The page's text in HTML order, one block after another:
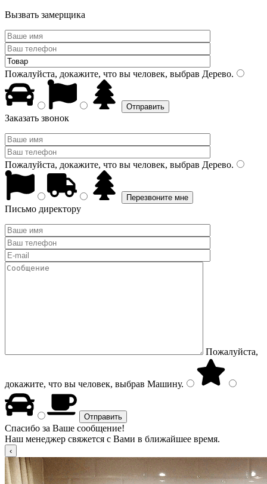
Вызвать замерщика
Пожалуйста, докажите, что вы человек, выбрав Дерево.
Заказать звонок
Пожалуйста, докажите, что вы человек, выбрав Дерево.
Письмо директору
Пожалуйста,
докажите, что вы человек, выбрав Машину.
Спасибо за Ваше сообщение!
Наш менеджер свяжется с Вами в ближайшее время.